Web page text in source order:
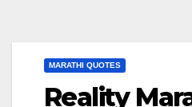
MARATHI QUOTES
Reality